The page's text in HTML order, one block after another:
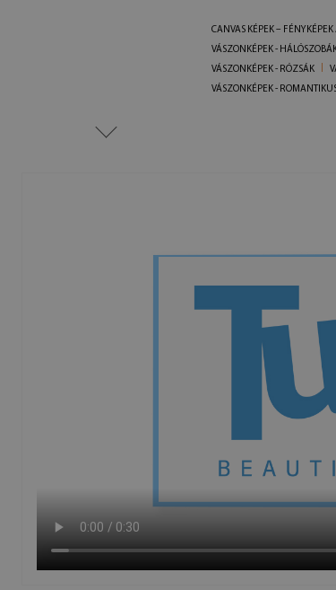
CANVAS KÉPEK – FÉNYKÉPEK
VÁSZONKÉPEK -
VÁSZONKÉPEK - RÓZSÁK
VÁSZONKÉPEK -